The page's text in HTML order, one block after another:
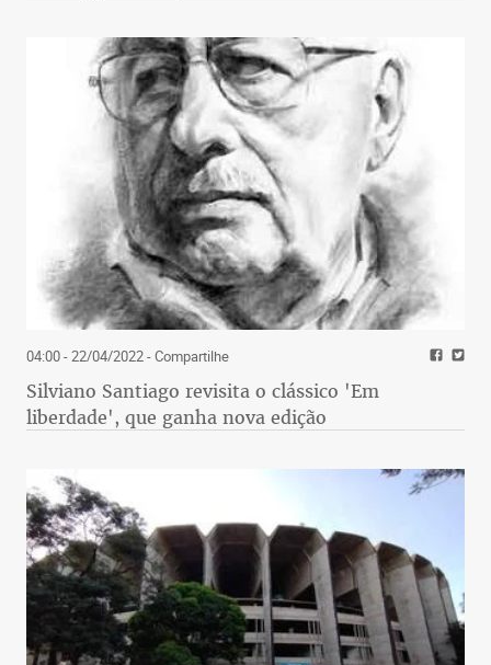
04:00 - 22/04/2022- Compartilhe
Silviano Santiago revisita o clássico 'Em
liberdade', que ganha nova edição